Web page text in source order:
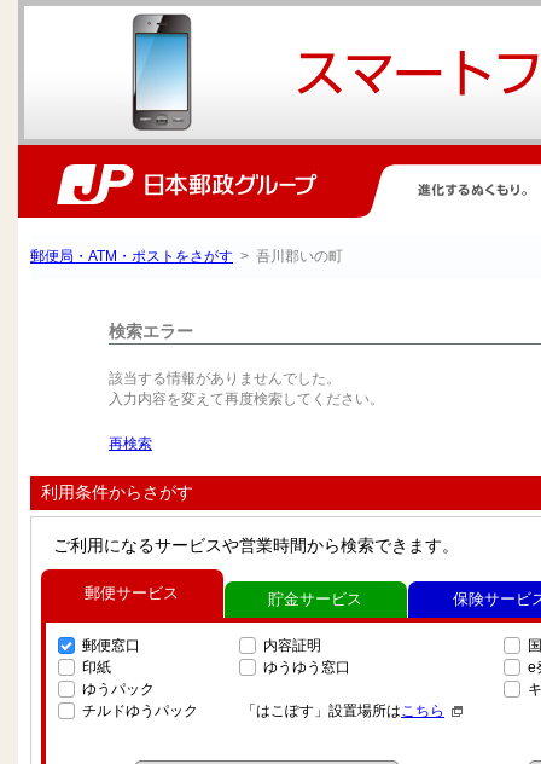
郵便局・ATM・ポストをさがす > 吾川郡いの町
検索エラー
該当する情報がありませんでした。
入力内容を変えて再度検索してください。
再検索
利用条件からさがす
ご利用になるサービスや営業時間から検索できます。
郵便サービス
郵便窓口
印紙
ゆうパック
チルドゆうパック
内容証明
ゆうゆう窓口
「はこぽす」設置場所はこちら
e
貯金サービス 保険サービ